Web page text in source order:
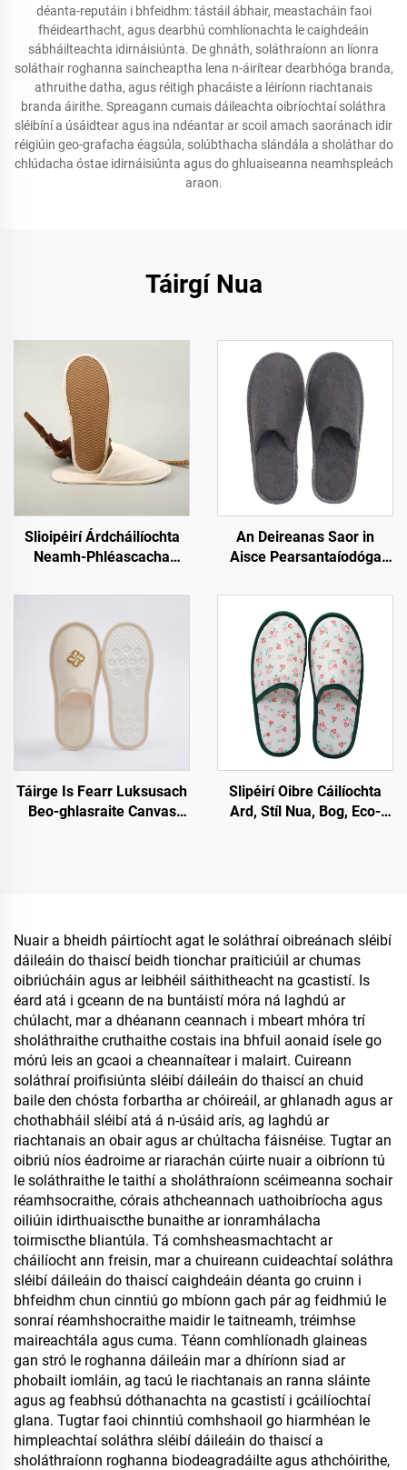
déanta-reputáin i bhfeidhm: tástáil ábhair, meastacháin faoi
fhéidearthacht, agus dearbhú comhlíonachta le caighdeáin
sábháilteachta idirnáisiúnta. De ghnáth, soláthraíonn an líonra
soláthair roghanna saincheaptha lena n-áirítear dearbhóga branda,
athruithe datha, agus réitigh phacáiste a léiríonn riachtanais
branda áirithe. Spreagann cumais dáileachta oibríochtaí soláthra
sléibíní a úsáidtear agus ina ndéantar ar scoil amach saoránach idir
réigiúin geo-grafacha éagsúla, solúbthacha slándála a sholáthar do
chlúdacha óstae idirnáisiúnta agus do ghluaiseanna neamhspleách
araon.
Táirgí Nua
Slioipéirí Árdcháilíochta
Neamh-Phléascacha
Lining Boga do Aireagóirí
An Deireanas Saor in
Aisce Pearsantaíodóga
Slioipéirí
Neamhphléascacha Fir
agus Mná Díoltála Poiblí
Monaróir Slioipéirí Eco-
Dhíograiseáin
Táirge Is Fearr Luksusach
Beo-ghlasraite Canvas
Slipéirí Oibre Cáilíochta
Ard, Stíl Nua, Bog, Eco-
Nuair a bheidh páirtíocht agat le soláthraí oibreánach sléibí
dáileáin do thaiscí beidh tionchar praiticiúil ar chumas
oibriúcháin agus ar leibhéil sáithitheacht na gcastistí. Is
éard atá i gceann de na buntáistí móra ná laghdú ar
chúlacht, mar a dhéanann ceannach i mbeart mhóra trí
sholáthraithe cruthaithe costais ina bhfuil aonaid ísele go
mórú leis an gcaoi a cheannaítear i malairt. Cuireann
soláthraí proifisiúnta sléibí dáileáin do thaiscí an chuid
baile den chósta forbartha ar chóireáil, ar ghlanadh agus ar
chothabháil sléibí atá á n-úsáid arís, ag laghdú ar
riachtanais an obair agus ar chúltacha fáisnéise. Tugtar an
oibriú níos éadroime ar riarachán cúirte nuair a oibríonn tú
le soláthraithe le taithí a sholáthraíonn scéimeanna sochair
réamhsocraithe, córais athcheannach uathoibríocha agus
oiliúin idirthuaiscthe bunaithe ar ionramhálacha
toirmiscthe bliantúla. Tá comhsheasmachtacht ar
cháilíocht ann freisin, mar a chuireann cuideachtaí soláthra
sléibí dáileáin do thaiscí caighdeáin déanta go cruinn i
bhfeidhm chun cinntiú go mbíonn gach pár ag feidhmiú le
sonraí réamhshocraithe maidir le taitneamh, tréimhse
maireachtála agus cuma. Téann comhlíonadh glaineas
gan stró le roghanna dáileáin mar a dhíríonn siad ar
phobailt iomláin, ag tacú le riachtanais an ranna sláinte
agus ag feabhsú dóthanachta na gcastistí i gcáilíochtaí
glana. Tugtar faoi chinntiú comhshaoil go hiarmhéan le
himpleachtaí soláthra sléibí dáileáin do thaiscí a
sholáthraíonn roghanna biodeagradáilte agus athchóirithe,